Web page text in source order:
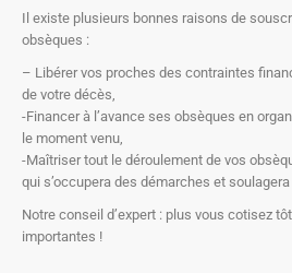
Il existe plusieurs bonnes raisons de
obsèques :
– Libérer vos proches des contraintes
de votre décès,
-Financer à l’avance ses obsèques en
le moment venu,
-Maîtriser tout le déroulement de vos
qui s’occupera des démarches et
Notre conseil d’expert : plus vous cotisez
importantes !